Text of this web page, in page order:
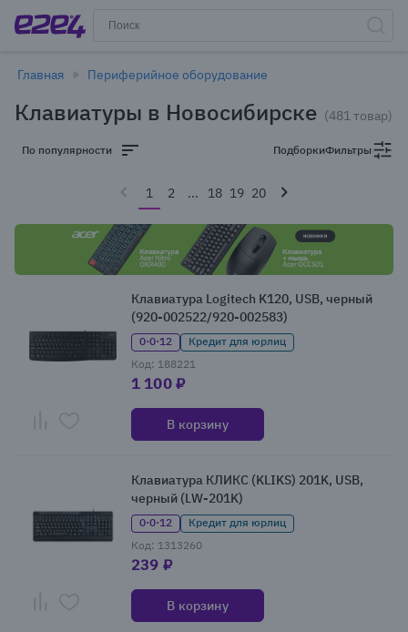
Главная Периферийное оборудование
Клавиатуры в Новосибирске (481 товар)
По популярности ПодборкиФильтры
1 2 ... 18 19 20
Клавиатура Logitech K120, USB, черный
(920-002522/920-002583)
0·0·12
Кредит для юрлиц
Код: 188221
1 100 ₽
В корзину
Клавиатура КЛИКС (KLIKS) 201K, USB,
черный (LW-201K)
0·0·12
Кредит для юрлиц
Код: 1313260
239 ₽
В корзину